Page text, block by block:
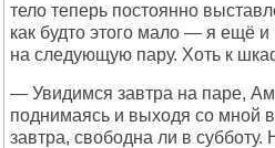
тело теперь постоянно
как будто этого мало — я ещё
на следующую пару. Хоть к
— Увидимся завтра на паре,
поднимаясь и выходя со мной
завтра, свободна ли в субботу.